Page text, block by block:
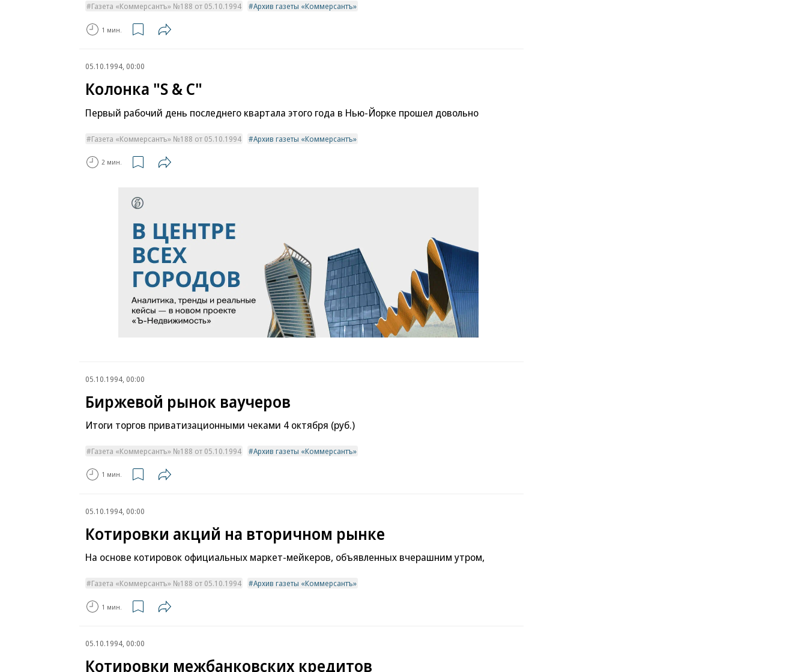
Газета «Коммерсантъ» №188 от 05.10.1994 Архив газеты «Коммерсантъ»
1 мин.
05.10.1994, 00:00
Колонка "S & C"
Первый рабочий день последнего квартала этого года в Нью-Йорке прошел довольно
Газета «Коммерсантъ» №188 от 05.10.1994 Архив газеты «Коммерсантъ»
2 мин.
05.10.1994, 00:00
Биржевой рынок ваучеров
Итоги торгов приватизационными чеками 4 октября (руб.)
Газета «Коммерсантъ» №188 от 05.10.1994 Архив газеты «Коммерсантъ»
1 мин.
05.10.1994, 00:00
Котировки акций на вторичном рынке
На основе котировок официальных маркет-мейкеров, объявленных вчерашним утром,
Газета «Коммерсантъ» №188 от 05.10.1994 Архив газеты «Коммерсантъ»
1 мин.
05.10.1994, 00:00
Котировки межбанковских кредитов